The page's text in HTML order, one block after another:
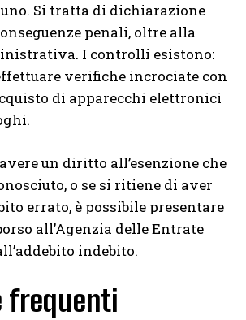
Si tratta di dichiarazione
penali, oltre alla
I controlli esistono:
verifiche incrociate con
di apparecchi elettronici
un diritto all’esenzione che
o se si ritiene di aver
errato, è possibile presentare
all’Agenzia delle Entrate
indebito.
frequenti